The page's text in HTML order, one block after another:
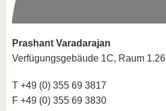
Prashant Varadarajan
Verfügungsgebäude 1C, Raum 1.26
T +49 (0) 355 69 3817
F +49 (0) 355 69 3830